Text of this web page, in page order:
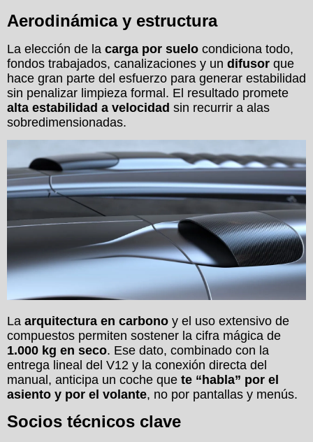
Aerodinámica y estructura
La elección de la carga por suelo condiciona todo,
fondos trabajados, canalizaciones y un difusor que
hace gran parte del esfuerzo para generar estabilidad
sin penalizar limpieza formal. El resultado promete
alta estabilidad a velocidad sin recurrir a alas
sobredimensionadas.
La arquitectura en carbono y el uso extensivo de
compuestos permiten sostener la cifra mágica de
1.000 kg en seco. Ese dato, combinado con la
entrega lineal del V12 y la conexión directa del
manual, anticipa un coche que te “habla” por el
asiento y por el volante, no por pantallas y menús.
Socios técnicos clave